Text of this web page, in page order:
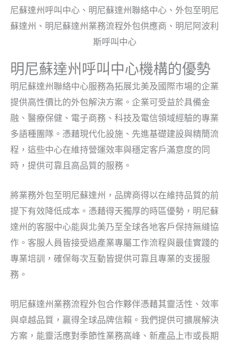
明尼蘇達州呼叫中心機構的優勢
明尼蘇達州聯絡中心服務為拓展北美及國際市場的企業
提供高性價比的外包解決方案。企業可受益於具備金
融、醫療保健、電子商務、科技及電信領域經驗的專業
多語種團隊。憑藉現代化設施、先進基礎建設與精簡流
程，這些中心在維持營運效率與穩定客戶滿意度的同
時，提供可靠且高品質的服務。
將業務外包至明尼蘇達州，品牌商得以在維持品質的前
提下有效降低成本。憑藉得天獨厚的時區優勢，明尼蘇
達州的客服中心能與北美乃至全球各地客戶保持無縫協
作。客服人員皆接受過產業專屬工作流程與最佳實踐的
專業培訓，確保每次互動皆提供可靠且專業的支援服
務。
明尼蘇達州業務流程外包合作夥伴憑藉其靈活性、效率
與卓越品質，贏得全球品牌信賴。我們提供可擴展解決
方案，能靈活應對季節性業務高峰、新產品上市或長期